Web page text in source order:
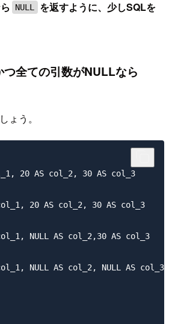
NULL
を返すように、少しSQLを
全ての引数がNULLなら
ょう。
20 AS col_2, 30 AS col_3
20 AS col_2, 30 AS col_3
NULL AS col_2,30 AS col_3
NULL AS col_2, NULL AS col_3